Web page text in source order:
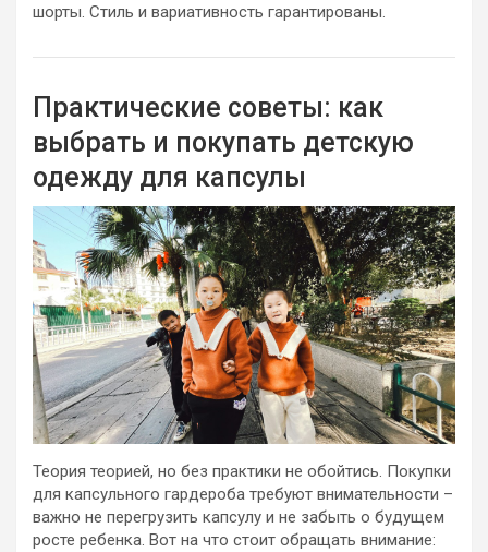
шорты. Стиль и вариативность гарантированы.
Практические советы: как
выбрать и покупать детскую
одежду для капсулы
Теория теорией, но без практики не обойтись. Покупки
для капсульного гардероба требуют внимательности –
важно не перегрузить капсулу и не забыть о будущем
росте ребенка. Вот на что стоит обращать внимание: